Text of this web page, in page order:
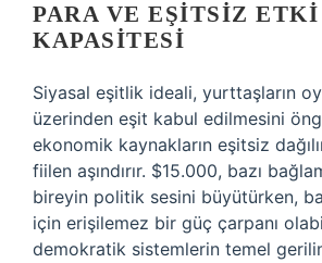
PARA VE EŞITSIZ ETKI
KAPASITESI
Siyasal eşitlik ideali, yurttaşların oy
üzerinden eşit kabul edilmesini
ekonomik kaynakların eşitsiz
fiilen aşındırır. $15.000, bazı
bireyin politik sesini büyütürken,
için erişilemez bir güç çarpanı
demokratik sistemlerin temel